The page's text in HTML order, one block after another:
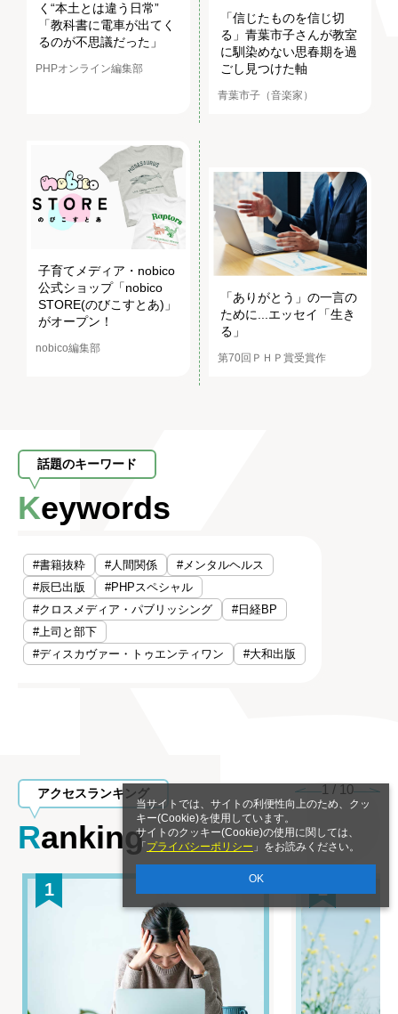
当サイトでは、サイトの利便性向上のため、クッ
キー(Cookie)を使用しています。
サイトのクッキー(Cookie)の使用に関しては、
「 プライバシーポリシー 」をお読みください。
OK
く“本土とは違う日常”
「教科書に電車が出てく
るのが不思議だった」
PHPオンライン編集部
「信じたものを信じ切
る」青葉市子さんが教室
に馴染めない思春期を過
ごし見つけた軸
青葉市子（音楽家）
子育てメディア・nobico
公式ショップ「nobico
STORE(のびこすとあ)」
がオープン！
nobico編集部
「ありがとう」の一言の
ために...エッセイ「生き
る」
第70回ＰＨＰ賞受賞作
話題のキーワード
Keywords
#書籍抜粋 #人間関係
#メンタルヘルス
#辰巳出版
#PHPスペシャル
#クロスメディア・パブリッシング
#日経BP
#上司と部下
#ディスカヴァー・トゥエンティワン
#大和出版
アクセスランキング
Ranking
1 / 10
1 2